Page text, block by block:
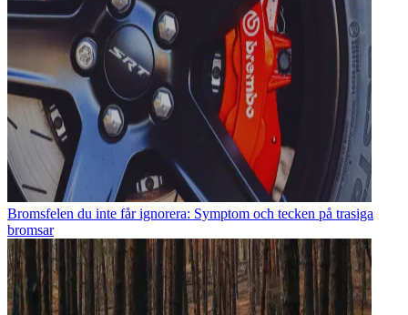
Bromsfelen du inte får ignorera: Symptom och tecken på trasiga
bromsar